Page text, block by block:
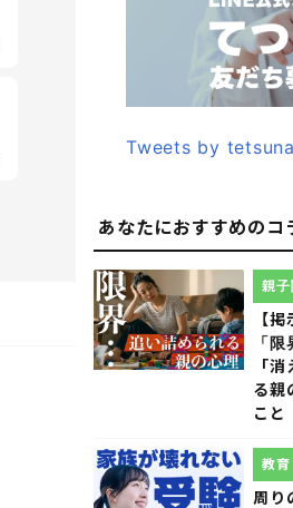
Tweets by
あなたにおすすめのコ
【
「
「
る親
こと
親子
周り
教育